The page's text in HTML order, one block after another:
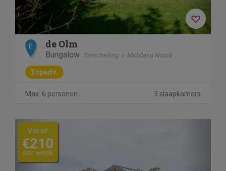
E de Olm
Bungalow Terschelling Midsland Noord
Topadv.
Max. 6 personen 3 slaapkamers
Previous
Vanaf
€210
per week